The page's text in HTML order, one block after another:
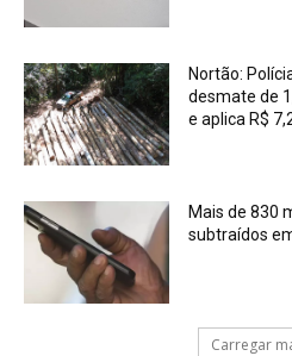
Nortão:
desmate de
e aplica R$
Mais de 830
subtraídos
Carregar